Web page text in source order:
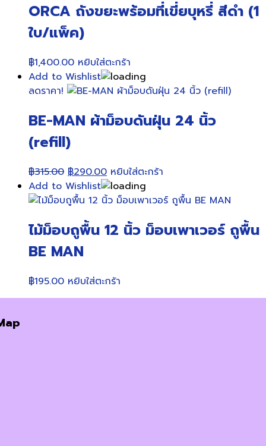
ORCA ถังขยะพร้อมที่เขี่ยบุหรี่ สีดำ (1
ใบ/แพ็ค)
฿1,400.00 หยิบใส่ตะกร้า
Add to Wishlist
ลดราคา!
BE-MAN ผ้าม็อบดันฝุ่น 24 นิ้ว
(refill)
฿315.00 Original
price
was:
฿290.00Current
price
is:
หยิบใส่ตะกร้า
Add to Wishlist
ไม้ม็อบถูพื้น 12 นิ้ว ม็อบเพาเวอร์ ถูพื้น
BE MAN
฿195.00 หยิบใส่ตะกร้า